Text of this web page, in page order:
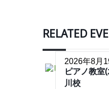
RELATED
2026年8月
ピアノ教室
川校